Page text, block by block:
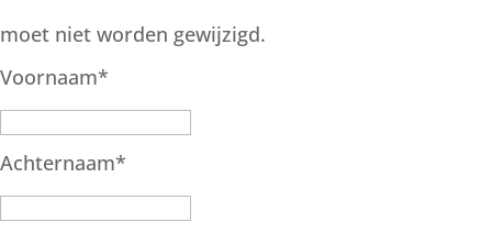
moet niet worden gewijzigd.
Voornaam*
Achternaam*